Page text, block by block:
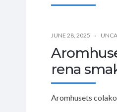
JUNE 28, 2025
rena
Aromhusets